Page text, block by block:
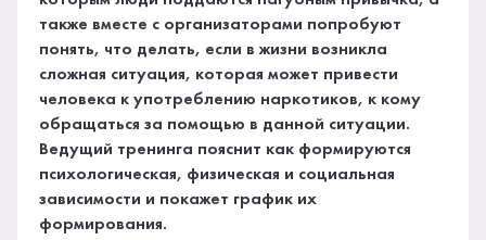
также вместе с организаторами попробуют
понять, что делать, если в жизни возникла
сложная ситуация, которая может привести
человека к употреблению наркотиков, к кому
обращаться за помощью в данной ситуации.
Ведущий тренинга пояснит как формируются
психологическая, физическая и социальная
зависимости и покажет график их
формирования.